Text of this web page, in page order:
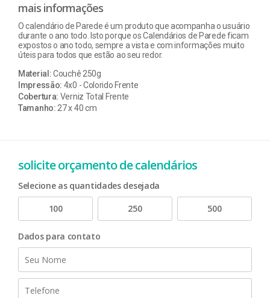
mais informações
O calendário de Parede é um produto que acompanha o usuário
durante o ano todo. Isto porque os Calendários de Parede ficam
expostos o ano todo, sempre a vista e com informações muito
úteis para todos que estão ao seu redor.
Material:Couchê 250g
Impressão: 4x0 - Colorido Frente
Cobertura: Verniz Total Frente
Tamanho: 27 x 40 cm
solicite orçamento de calendários
Selecione as quantidades desejada
100
250 500
Dados para contato